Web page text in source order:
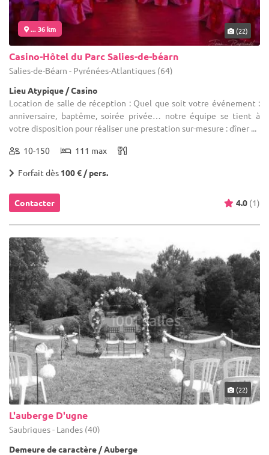
... 36 km (22)
Casino-Hôtel du Parc Salies-de-béarn
Salies-de-Béarn - Pyrénées-Atlantiques (64)
Lieu Atypique / Casino
Location de salle de réception : Quel que soit votre événement :
anniversaire, baptême, soirée privée… notre équipe se tient à
votre disposition pour réaliser une prestation sur-mesure : dîner ...
10-150 111 max
Forfait dès 100 € / pers.
Contacter 4.0 (1)
(22)
L'auberge D'ugne
Saubrigues - Landes (40)
Demeure de caractère / Auberge